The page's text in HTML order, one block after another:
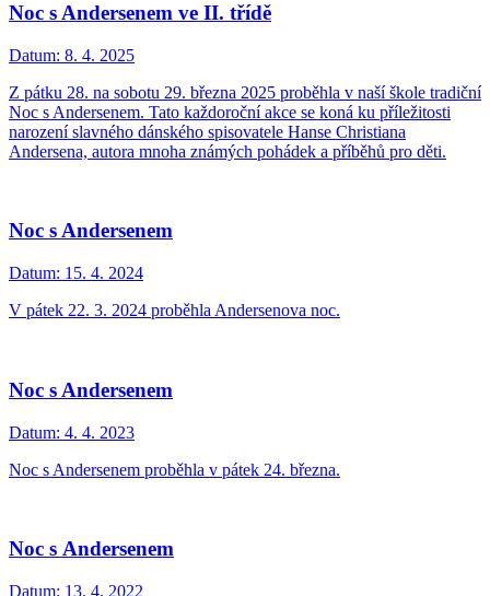
Noc s Andersenem ve II. třídě
Datum: 8. 4. 2025
Z pátku 28. na sobotu 29. března 2025 proběhla v naší škole tradiční
Noc s Andersenem. Tato každoroční akce se koná ku příležitosti
narození slavného dánského spisovatele Hanse Christiana
Andersena, autora mnoha známých pohádek a příběhů pro děti.
Noc s Andersenem
Datum: 15. 4. 2024
V pátek 22. 3. 2024 proběhla Andersenova noc.
Noc s Andersenem
Datum: 4. 4. 2023
Noc s Andersenem proběhla v pátek 24. března.
Noc s Andersenem
Datum: 13. 4. 2022